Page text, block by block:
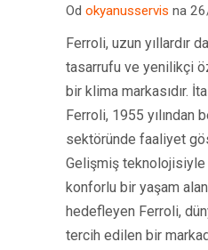
Od okyanusservis na
Ferroli, uzun yıllardır
tasarrufu ve yenilikçi
bir klima markasıdır.
Ferroli, 1955 yılından
sektöründe faaliyet
Gelişmiş teknolojisiyle
konforlu bir yaşam
hedefleyen Ferroli,
tercih edilen bir